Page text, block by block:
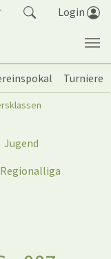
Login
Turniere
Jugend
Regionalliga